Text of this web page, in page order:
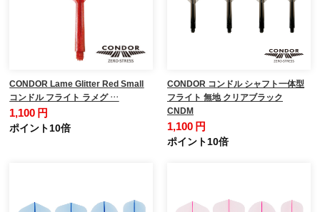
CONDOR Lame Glitter Red Small
コンドル フライト ラメグ …
1,100 円
ポイント10倍
CONDOR コンドル シャフト一体型
フライト 無地 クリアブラック
CNDM
1,100 円
ポイント10倍